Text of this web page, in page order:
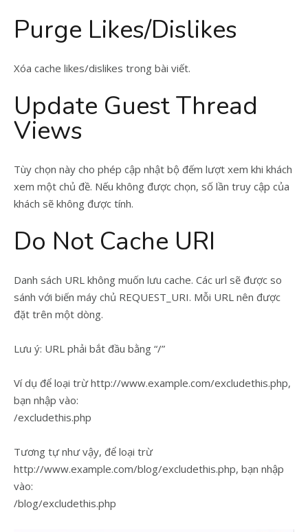
Purge Likes/Dislikes
Xóa cache likes/dislikes trong bài viết.
Update Guest Thread
Views
Tùy chọn này cho phép cập nhật bộ đếm lượt xem khi khách
xem một chủ đề. Nếu không được chọn, số lần truy cập của
khách sẽ không được tính.
Do Not Cache URI
Danh sách URL không muốn lưu cache. Các url sẽ được so
sánh với biến máy chủ REQUEST_URI. Mỗi URL nên được
đặt trên một dòng.
Lưu ý: URL phải bắt đầu bằng “/”
Ví dụ để loại trừ http://www.example.com/excludethis.php,
bạn nhập vào:
/excludethis.php
Tương tự như vậy, để loại trừ
http://www.example.com/blog/excludethis.php, bạn nhập
vào:
/blog/excludethis.php